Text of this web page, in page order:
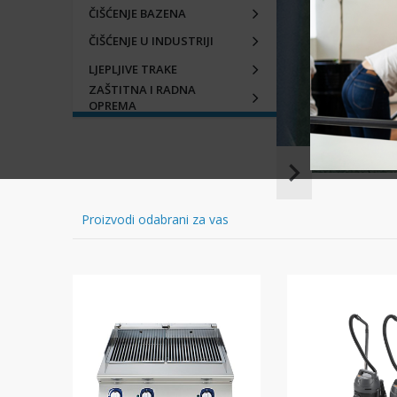
ČIŠĆENJE BAZENA
ČIŠĆENJE U INDUSTRIJI
LJEPLJIVE TRAKE
ZAŠTITNA I RADNA
OPREMA
Item
Proizvodi odabrani za vas